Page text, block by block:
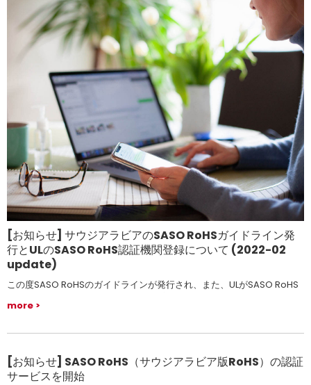
[お知らせ] サウジアラビアのSASO RoHSガイドライン発
行とULのSASO RoHS認証機関登録について (2022-02
update)
この度SASO RoHSのガイドラインが発行され、また、ULがSASO RoHS
more
[お知らせ] SASO RoHS（サウジアラビア版RoHS）の認証
サービスを開始